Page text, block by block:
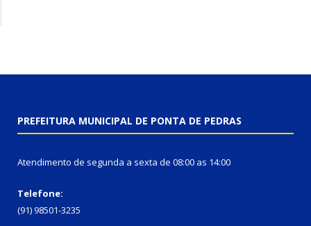
PREFEITURA MUNICIPAL DE PONTA DE PEDRAS
Atendimento de segunda a sexta de 08:00 as 14:00
Telefone:
(91) 98501-3235